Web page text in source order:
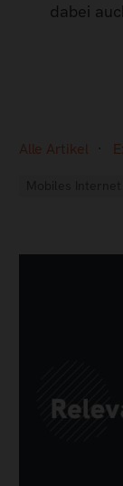
dabei
Alle Artikel